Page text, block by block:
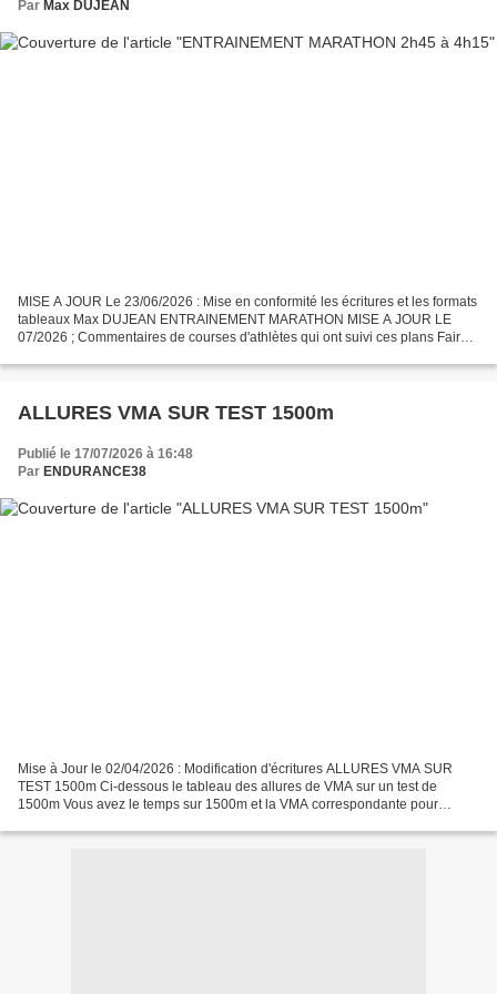
Par Max DUJEAN
MISE A JOUR Le 23/06/2026 : Mise en conformité les écritures et les formats
tableaux Max DUJEAN ENTRAINEMENT MARATHON MISE A JOUR LE
07/2026 ; Commentaires de courses d'athlètes qui ont suivi ces plans Faire
ALLURES VMA SUR TEST 1500m
Publié le 17/07/2026 à 16:48
Par ENDURANCE38
Mise à Jour le 02/04/2026 : Modification d'écritures ALLURES VMA SUR
TEST 1500m Ci-dessous le tableau des allures de VMA sur un test de
1500m Vous avez le temps sur 1500m et la VMA correspondante pour